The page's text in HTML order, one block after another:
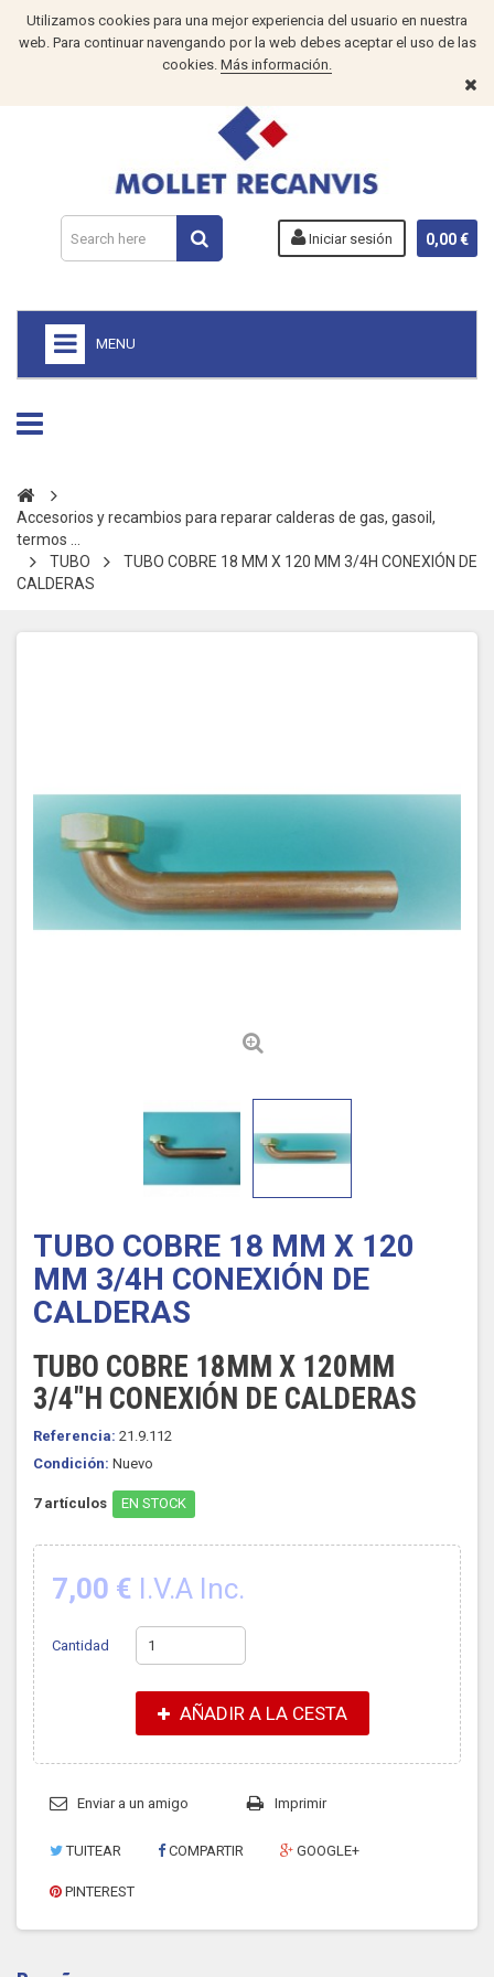
Utilizamos cookies para una mejor experiencia del usuario en nuestra
web. Para continuar navengando por la web debes aceptar el uso de las
cookies. Más información.
0,00 €
Iniciar sesión
MENU
Accesorios y recambios para reparar calderas de gas, gasoil,
termos ...
TUBO
TUBO COBRE 18 MM X 120 MM 3/4H CONEXIÓN DE
CALDERAS
TUBO COBRE 18 MM X 120
MM 3/4H CONEXIÓN DE
CALDERAS
TUBO COBRE 18MM X 120MM
3/4"H CONEXIÓN DE CALDERAS
Referencia: 21.9.112
Condición: Nuevo
7 artículos EN STOCK
7,00 € I.V.A Inc.
Cantidad
AÑADIR A LA CESTA
Enviar a un amigo Imprimir
TUITEAR COMPARTIR GOOGLE+
PINTEREST